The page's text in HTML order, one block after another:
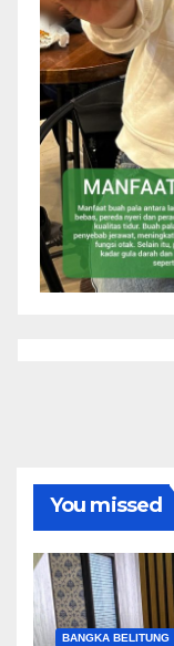
You missed
BANGKA BELITUNG